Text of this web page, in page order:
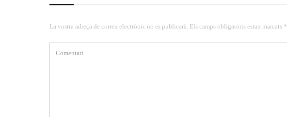
La vostra adreça de correu electrònic no es publicarà. Els camps obligatoris estan marcats *